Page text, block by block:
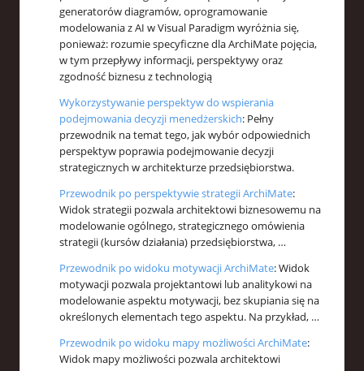
generatorów diagramów, oprogramowanie
modelowania z AI w Visual Paradigm wyróżnia się,
ponieważ: rozumie specyficzne dla ArchiMate pojęcia,
w tym przepływy informacji, perspektywy oraz
zgodność biznesu z technologią
Wykorzystywanie perspektyw do wspierania
podejmowania decyzji menedżerskich: Pełny
przewodnik na temat tego, jak wybór odpowiednich
perspektyw poprawia podejmowanie decyzji
strategicznych w architekturze przedsiębiorstwa.
Przewodnik po perspektywie strategii ArchiMate:
Widok strategii pozwala architektowi biznesowemu na
modelowanie ogólnego, strategicznego omówienia
strategii (kursów działania) przedsiębiorstwa, …
Przewodnik po widoku motywacji ArchiMate: Widok
motywacji pozwala projektantowi lub analitykowi na
modelowanie aspektu motywacji, bez skupiania się na
określonych elementach tego aspektu. Na przykład, …
Przewodnik po widoku mapy możliwości ArchiMate:
Widok mapy możliwości pozwala architektowi